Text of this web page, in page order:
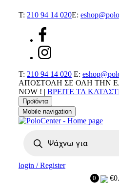
T: 210 94 14 020E:
T: 210 94 14 020 E:
ΑΠΟΣΤΟΛΗ ΣΕ ΟΛΗ ΤΗΝ
NOW ! | ΒΡΕΙΤΕ ΤΑ
Προϊόντα
Mobile navigation
προϊόντων
login / Register
0 €